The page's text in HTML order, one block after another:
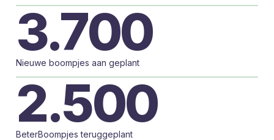
3.700
Nieuwe boompjes aan geplant
2.500
BeterBoompjes teruggeplant